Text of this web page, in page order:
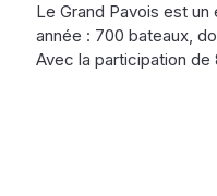
Le Grand Pavois est
année : 700 bateaux,
Avec la participation